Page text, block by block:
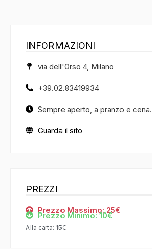
INFORMAZIONI
via dell'Orso 4, Milano
+39.02.83419934
Sempre aperto, a pranzo e cena.
Guarda il sito
PREZZI
Prezzo Massimo: 25€
Prezzo Minimo: 10€
Alla carta: 15€